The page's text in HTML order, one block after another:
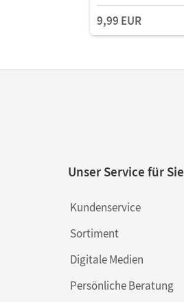
9,99 EUR
Unser Service für Sie
Kundenservice
Sortiment
Digitale Medien
Persönliche Beratung